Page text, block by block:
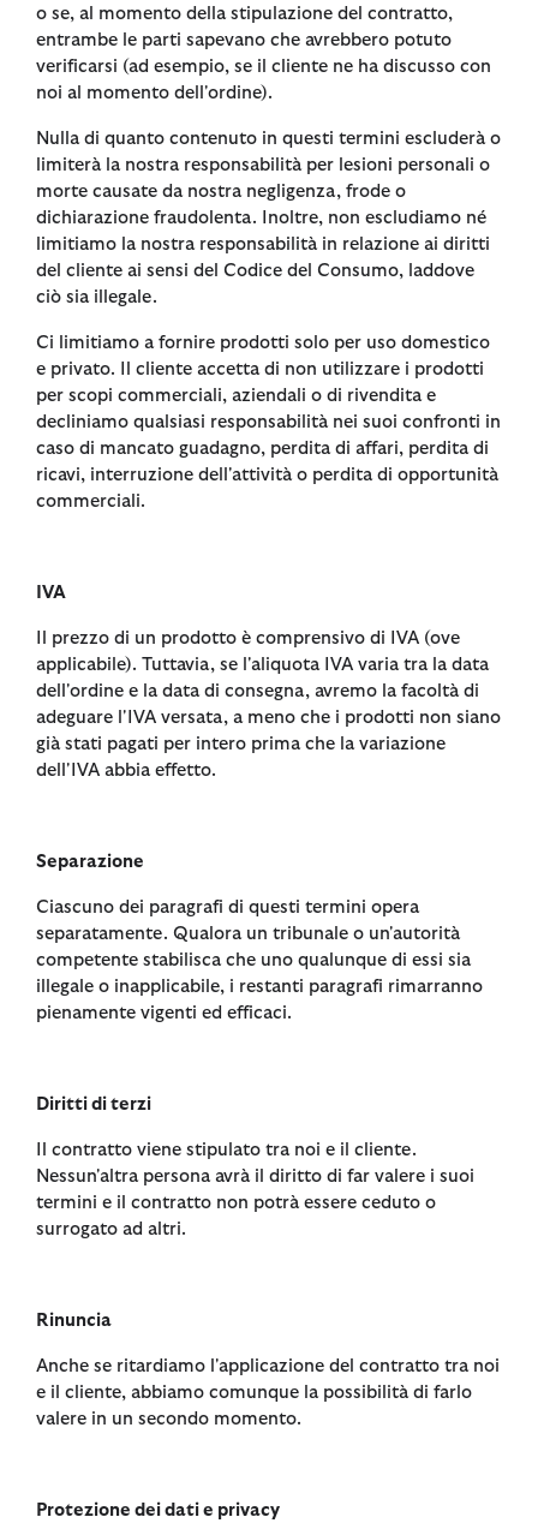
o se, al momento della stipulazione del contratto,
entrambe le parti sapevano che avrebbero potuto
verificarsi (ad esempio, se il cliente ne ha discusso con
noi al momento dell'ordine).
Nulla di quanto contenuto in questi termini escluderà o
limiterà la nostra responsabilità per lesioni personali o
morte causate da nostra negligenza, frode o
dichiarazione fraudolenta. Inoltre, non escludiamo né
limitiamo la nostra responsabilità in relazione ai diritti
del cliente ai sensi del Codice del Consumo, laddove
ciò sia illegale.
Ci limitiamo a fornire prodotti solo per uso domestico
e privato. Il cliente accetta di non utilizzare i prodotti
per scopi commerciali, aziendali o di rivendita e
decliniamo qualsiasi responsabilità nei suoi confronti in
caso di mancato guadagno, perdita di affari, perdita di
ricavi, interruzione dell'attività o perdita di opportunità
commerciali.
IVA
Il prezzo di un prodotto è comprensivo di IVA (ove
applicabile). Tuttavia, se l'aliquota IVA varia tra la data
dell'ordine e la data di consegna, avremo la facoltà di
adeguare l'IVA versata, a meno che i prodotti non siano
già stati pagati per intero prima che la variazione
dell'IVA abbia effetto.
Separazione
Ciascuno dei paragrafi di questi termini opera
separatamente. Qualora un tribunale o un'autorità
competente stabilisca che uno qualunque di essi sia
illegale o inapplicabile, i restanti paragrafi rimarranno
pienamente vigenti ed efficaci.
Diritti di terzi
Il contratto viene stipulato tra noi e il cliente.
Nessun'altra persona avrà il diritto di far valere i suoi
termini e il contratto non potrà essere ceduto o
surrogato ad altri.
Rinuncia
Anche se ritardiamo l'applicazione del contratto tra noi
e il cliente, abbiamo comunque la possibilità di farlo
valere in un secondo momento.
Protezione dei dati e privacy